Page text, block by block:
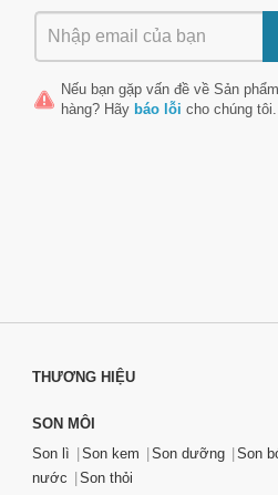
Nếu bạn gặp vấn đề về Sản phẩm
hàng? Hãy báo lỗi cho chúng tôi.
THƯƠNG HIỆU
SON MÔI
Son lì
Son kem Son dưỡng Son
nước
Son thỏi